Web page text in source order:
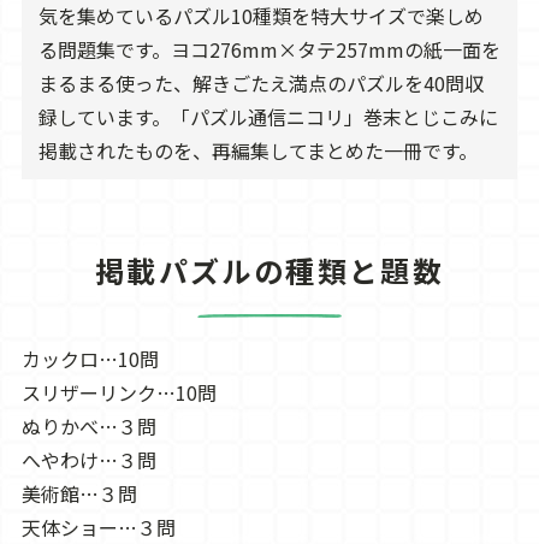
気を集めているパズル10種類を特大サイズで楽しめ
る問題集です。ヨコ276mm×タテ257mmの紙一面を
まるまる使った、解きごたえ満点のパズルを40問収
録しています。「パズル通信ニコリ」巻末とじこみに
掲載されたものを、再編集してまとめた一冊です。
掲載パズルの種類と題数
カックロ…10問
スリザーリンク…10問
ぬりかべ…３問
へやわけ…３問
美術館…３問
天体ショー…３問